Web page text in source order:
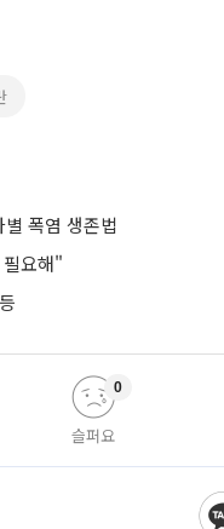
폭염 생존법
요해"
슬퍼요
0